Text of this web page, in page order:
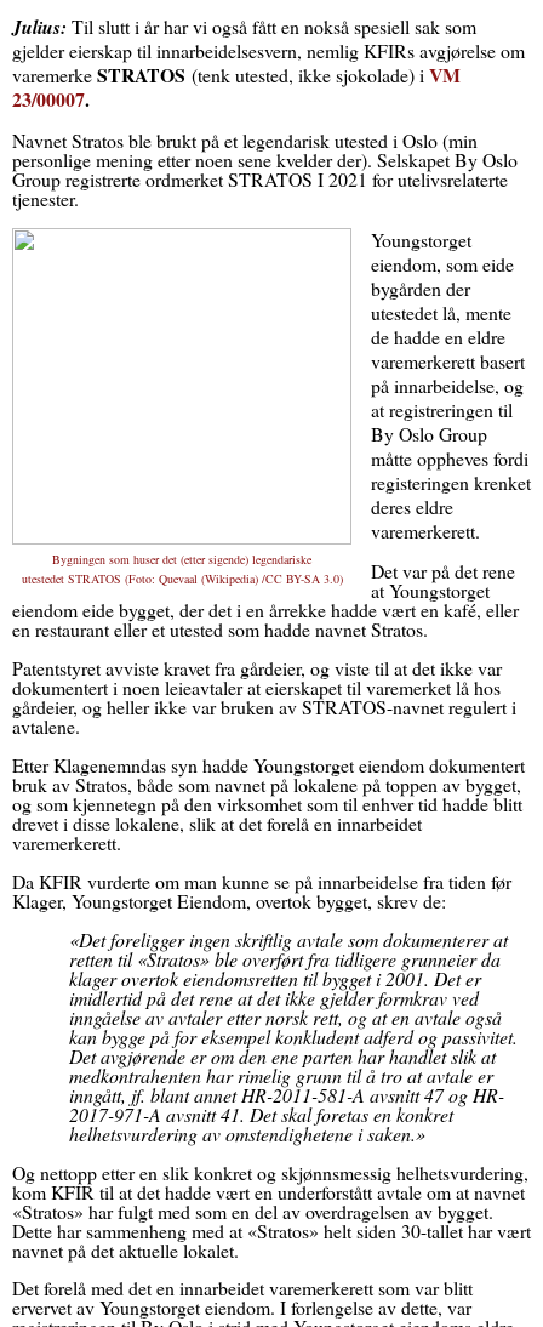
Julius: Til slutt i år har vi også fått en nokså spesiell sak som
gjelder eierskap til innarbeidelsesvern, nemlig KFIRs avgjørelse om
varemerkeSTRATOS (tenk utested, ikke sjokolade) i VM
23/00007.
Navnet Stratos ble brukt på et legendarisk utested i Oslo (min
personlige mening etter noen sene kvelder der). Selskapet By Oslo
Group registrerte ordmerket STRATOS I 2021 for utelivsrelaterte
tjenester.
Bygningen som huser det (etter sigende) legendariske
utestedet STRATOS (Foto: Quevaal (Wikipedia) /CC BY-SA 3.0)
Youngstorget
eiendom, som eide
bygården der
utestedet lå, mente
de hadde en eldre
varemerkerett basert
på innarbeidelse, og
at registreringen til
By Oslo Group
måtte oppheves fordi
registeringen krenket
deres eldre
varemerkerett.
Det var på det rene
at Youngstorget
eiendom eide bygget, der det i en årrekke hadde vært en kafé, eller
en restaurant eller et utested som hadde navnet Stratos.
Patentstyret avviste kravet fra gårdeier, og viste til at det ikke var
dokumentert i noen leieavtaler at eierskapet til varemerket lå hos
gårdeier, og heller ikke var bruken av STRATOS-navnet regulert i
avtalene.
Etter Klagenemndas syn hadde Youngstorget eiendom dokumentert
bruk av Stratos, både som navnet på lokalene på toppen av bygget,
og som kjennetegn på den virksomhet som til enhver tid hadde blitt
drevet i disse lokalene, slik at det forelå en innarbeidet
varemerkerett.
Da KFIR vurderte om man kunne se på innarbeidelse fra tiden før
Klager, Youngstorget Eiendom, overtok bygget, skrev de:
«Det foreligger ingen skriftlig avtale som dokumenterer at
retten til «Stratos» ble overført fra tidligere grunneier da
klager overtok eiendomsretten til bygget i 2001. Det er
imidlertid på det rene at det ikke gjelder formkrav ved
inngåelse av avtaler etter norsk rett, og at en avtale også
kan bygge på for eksempel konkludent adferd og passivitet.
Det avgjørende er om den ene parten har handlet slik at
medkontrahenten har rimelig grunn til å tro at avtale er
inngått, jf. blant annet HR-2011-581-A avsnitt 47 og HR-
2017-971-A avsnitt 41. Det skal foretas en konkret
helhetsvurdering av omstendighetene i saken.»
Og nettopp etter en slik konkret og skjønnsmessig helhetsvurdering,
kom KFIR til at det hadde vært en underforstått avtale om at navnet
«Stratos» har fulgt med som en del av overdragelsen av bygget.
Dette har sammenheng med at «Stratos» helt siden 30-tallet har vært
navnet på det aktuelle lokalet.
Det forelå med det en innarbeidet varemerkerett som var blitt
ervervet av Youngstorget eiendom. I forlengelse av dette, var